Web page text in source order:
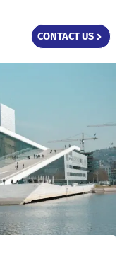
CONTACT US